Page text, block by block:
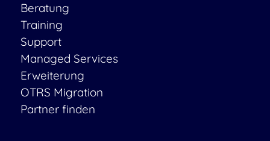
Beratung
Training
Support
Managed Services
Erweiterung
OTRS Migration
Partner finden